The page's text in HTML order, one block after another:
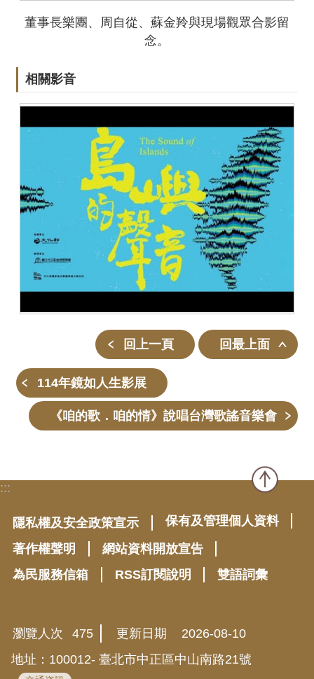
董事長樂團、周自從、蘇金羚與現場觀眾合影留
念。
相關影音
回上一頁 回最上面
114年鏡如人生影展
《咱的歌．咱的情》說唱台灣歌謠音樂會
:::
隱私權及安全政策宣示
保有及管理個人資料
著作權聲明
網站資料開放宣告
為民服務信箱
RSS訂閱說明 雙語詞彙
瀏覽人次 475 更新日期
2026-08-10
地址：100012- 臺北市中正區中山南路21號